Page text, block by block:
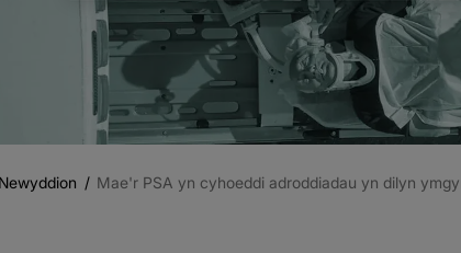
Newyddion Mae'r PSA yn cyhoeddi adroddiadau yn dilyn